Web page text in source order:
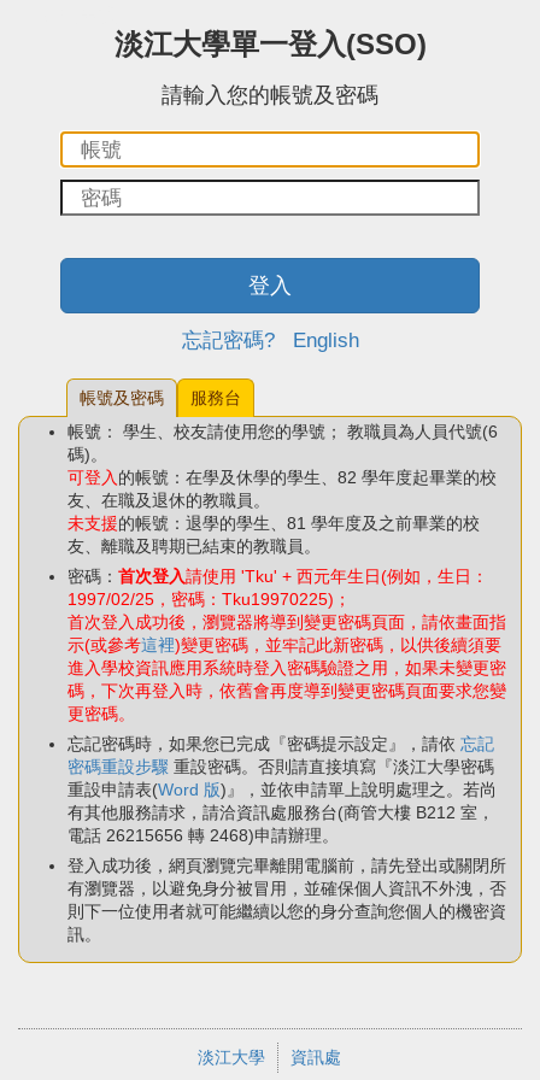
淡江大學單一登入(SSO)
請輸入您的帳號及密碼
碼：
登入
忘記密碼? English
帳號及密碼
服務台
帳號： 學生、校友請使用您的學號； 教職員為人員代號(6
碼)。
可登入 的帳號：在學及休學的學生、82 學年度起畢業的校
友、在職及退休的教職員。
未支援的帳號：退學的學生、81 學年度及之前畢業的校
友、離職及聘期已結束的教職員。
密碼： 首次登入請使用 'Tku' + 西元年生日(例如，生日：
1997/02/25，密碼：Tku19970225)；
首次登入成功後，瀏覽器將導到變更密碼頁面，請依畫面指
示(或參考這裡)變更密碼，並牢記此新密碼，以供後續須要
進入學校資訊應用系統時登入密碼驗證之用，如果未變更密
碼，下次再登入時，依舊會再度導到變更密碼頁面要求您變
更密碼。
忘記密碼時，如果您已完成『密碼提示設定』，請依 忘記
密碼重設步驟 重設密碼。否則請直接填寫『淡江大學密碼
重設申請表(Word 版)』，並依申請單上說明處理之。若尚
有其他服務請求，請洽資訊處服務台(商管大樓 B212 室，
電話 26215656 轉 2468)申請辦理。
登入成功後，網頁瀏覽完畢離開電腦前，請先登出或關閉所
有瀏覽器，以避免身分被冒用，並確保個人資訊不外洩，否
則下一位使用者就可能繼續以您的身分查詢您個人的機密資
訊。
淡江大學 資訊處